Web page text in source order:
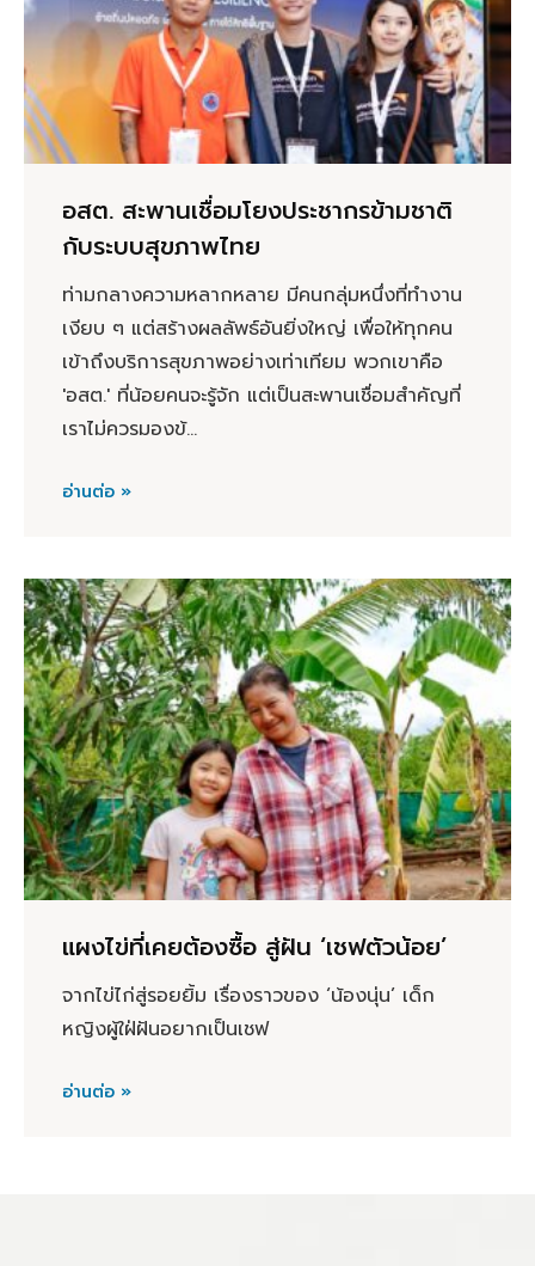
อสต. สะพานเชื่อมโยงประชากรข้ามชาติ
กับระบบสุขภาพไทย
ท่ามกลางความหลากหลาย มีคนกลุ่มหนึ่งที่ทำงาน
เงียบ ๆ แต่สร้างผลลัพธ์อันยิ่งใหญ่ เพื่อให้ทุกคน
เข้าถึงบริการสุขภาพอย่างเท่าเทียม พวกเขาคือ
'อสต.' ที่น้อยคนจะรู้จัก แต่เป็นสะพานเชื่อมสำคัญที่
เราไม่ควรมองข้...
อ่านต่อ »
แผงไข่ที่เคยต้องซื้อ สู่ฝัน ‘เชฟตัวน้อย’
จากไข่ไก่สู่รอยยิ้ม เรื่องราวของ ‘น้องนุ่น’ เด็ก
หญิงผู้ใฝ่ฝันอยากเป็นเชฟ
อ่านต่อ »